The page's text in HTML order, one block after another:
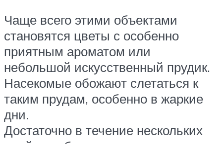
Чаще всего этими объектами
становятся цветы с особенно
приятным ароматом или
небольшой искусственный прудик.
Насекомые обожают слетаться к
таким прудам, особенно в жаркие
дни.
Достаточно в течение нескольких